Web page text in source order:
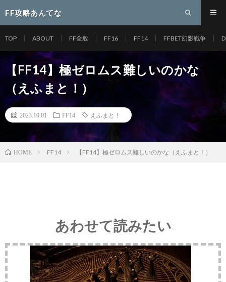
FF攻略あんてな
TOP ABOUT FF全般 FF16 FF14 FFBET幻影戦争
【FF14】極ゼロムス難しいのかな
（えふまと！）
2023.10.01 FF14 えふまと！
HOME FF14 【FF14】極ゼロムス難しいのかな（えふまと！）
あわせて読みたい